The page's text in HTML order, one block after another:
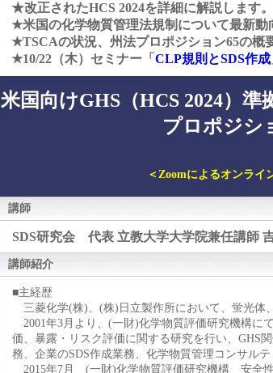
★改正されたHCS 2024を詳細に解説します。
★米国の化学物質管理法規制について最新動
★TSCAの状況、州法プロポジション65の概
★10/22（木）セミナー「 CLP規則とSDS作成
米国向けGHS（HCS 2024）
プロポジシ
＜Zoomによるオンライ
講師
SDS研究会 代表 立教大学大学院兼任講師
講師紹介
■主経歴
三菱化学(株)、(株)日立製作所において、蛍光体
2001年3月より、(一財)化学物質評価研究機構に
価、暴露・リスク評価に関する研究を行い、GHS
務、企業のSDS作成業務、化学物質管理コンサルテ
2015年7月 (一財)化学物質評価研究機構 安全